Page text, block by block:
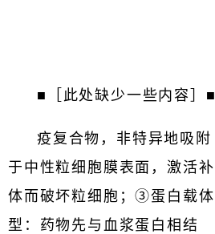
■［此处缺少一些内容］■
疫复合物，非特异地吸附
于中性粒细胞膜表面，激活补
体而破坏粒细胞；③蛋白载体
型：药物先与血浆蛋白相结